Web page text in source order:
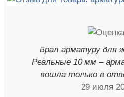
Брал арматуру для
Реальные 10 мм –
вошла только в
29 июля